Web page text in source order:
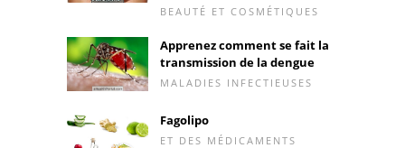
BEAUTÉ ET COSMÉTIQUES
Apprenez comment se fait la
transmission de la dengue
MALADIES INFECTIEUSES
Fagolipo
ET DES MÉDICAMENTS